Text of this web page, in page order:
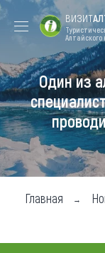
Форум VISIT
ALTAI
Туры
Где
Чем заняться
ВИЗИТ
Алтайского
Один из
Главная